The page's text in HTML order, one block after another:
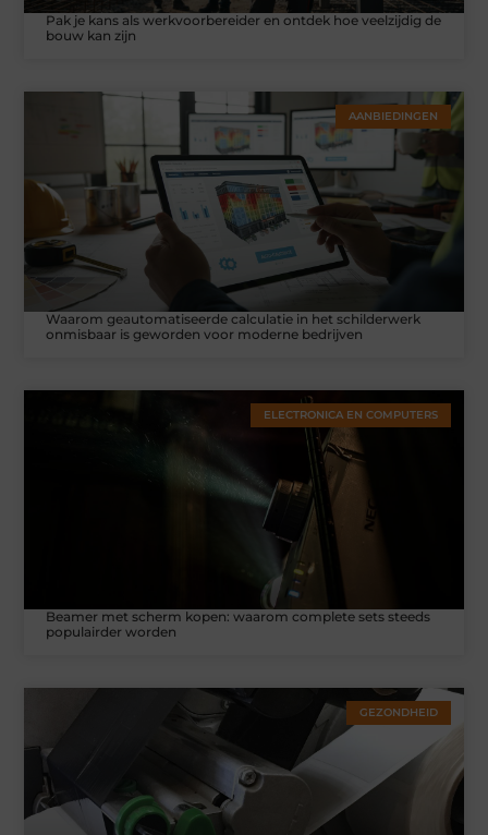
Pak je kans als werkvoorbereider en ontdek hoe veelzijdig de
bouw kan zijn
AANBIEDINGEN
Waarom geautomatiseerde calculatie in het schilderwerk
onmisbaar is geworden voor moderne bedrijven
ELECTRONICA EN COMPUTERS
Beamer met scherm kopen: waarom complete sets steeds
populairder worden
GEZONDHEID